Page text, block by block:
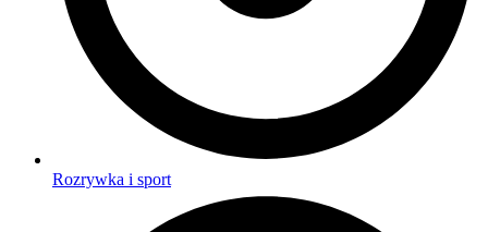
Rozrywka i sport